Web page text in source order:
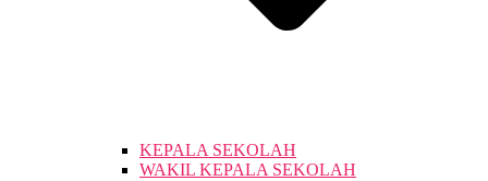
KEPALA SEKOLAH
WAKIL KEPALA SEKOLAH